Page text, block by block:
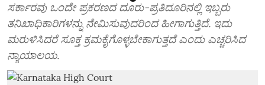
ಸರ್ಕಾರವು ಒಂದೇ ಪ್ರಕರಣದ ದೂರು-ಪ್ರತಿದೂರಿನಲ್ಲಿ ಇಬ್ಬರು
ತನಿಖಾಧಿಕಾರಿಗಳನ್ನು ನೇಮಿಸುವುದರಿಂದ ಹೀಗಾಗುತ್ತಿದೆ. ಇದು
ಮರುಳಿಸಿದರೆ ಸೂಕ್ತ ಕ್ರಮಕೈಗೊಳ್ಳಬೇಕಾಗುತ್ತದೆ ಎಂದು ಎಚ್ಚರಿಸಿದ
ನ್ಯಾಯಾಲಯ.